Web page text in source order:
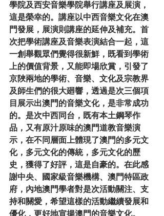
學院及西安音樂學院舉行講座及展演，
這是榮幸的。講座以中西音樂文化在澳
門發展，展演則講座的延伸及補充。首
次把學術講座及音樂表演結合一起，這
一創舉觀眾們覺得很新鮮，既看到學術
上的價值背景，又能即場欣賞，引發了
京陜兩地的學術、音樂、文化及宗教界
及師生們的很大廻響，透過是次三個項
目展示出澳門的音樂文化，是非常成功
的。是次中西同台，既有本土鋼琴作
品，又有原汁原味的澳門道教音樂演
示，在不同層面上體現了澳門的多元文
化，多元文化的傳統，多元文化的歷
史，獲得了好評，這是自豪的。在此感
謝中央、國家級音樂機構、澳門特區政
府，內地澳門學者對是次活動關注、支
持和關愛，希望這樣的活動繼續發展和